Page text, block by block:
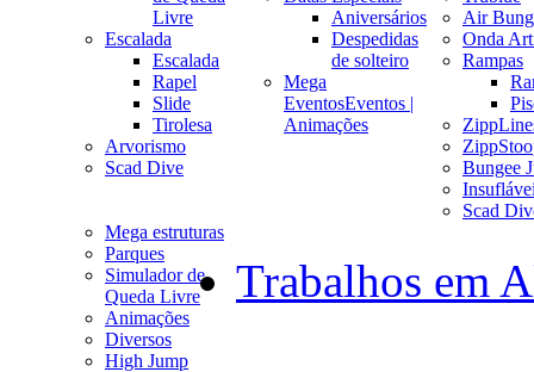
Livre
Escalada
Escalada
Rapel
Slide
Tirolesa
Arvorismo
Scad Dive
Aniversários
Despedidas
de solteiro
Mega
EventosEventos |
Animações
Air
Onda
Rampas
Bungee
Scad
Mega estruturas
Parques
Simulador de
Queda Livre
Animações
Diversos
High Jump
Trabalhos em